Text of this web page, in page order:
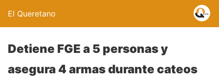
El Queretano
Detiene FGE a 5 personas y
asegura 4 armas durante cateos